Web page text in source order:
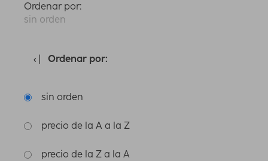
Ordenar por:
sin orden
Ordenar por:
sin orden
precio de la A a la Z
precio de la Z a la A